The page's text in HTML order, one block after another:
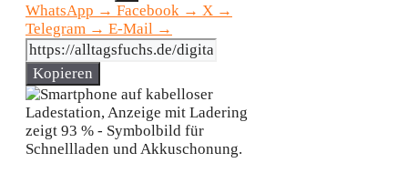
WhatsApp → Facebook → X →
Telegram → E-Mail →
Kopieren